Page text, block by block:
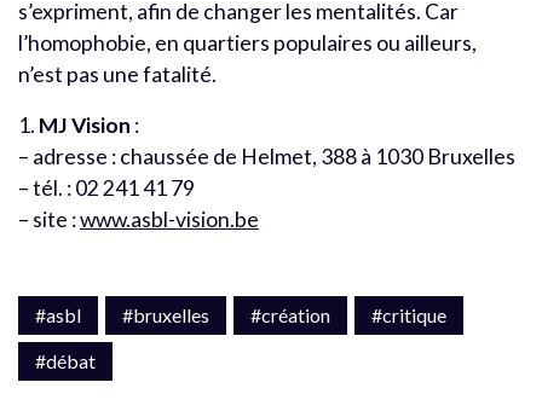
s’expriment, afin de changer les mentalités. Car
l’homophobie, en quartiers populaires ou ailleurs,
n’est pas une fatalité.
1. MJ Vision :
– adresse : chaussée de Helmet, 388 à 1030 Bruxelles
– tél. : 02 241 41 79
– site :www.asbl-vision.be
#asbl #bruxelles #création
#critique
#débat